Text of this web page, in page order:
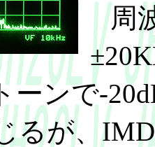
周
ーンで-
るが、